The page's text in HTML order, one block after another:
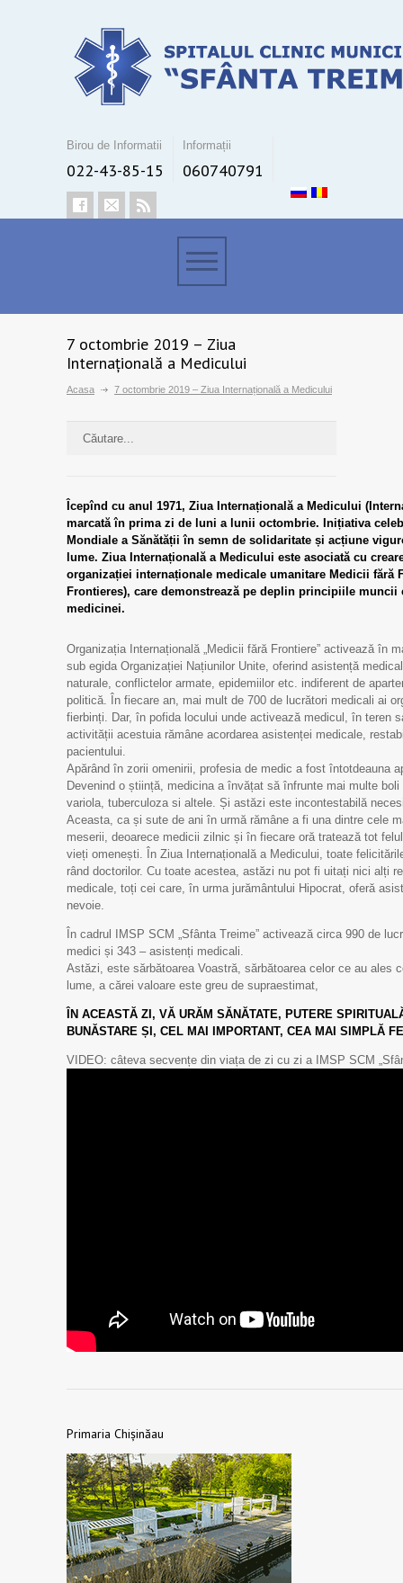
Birou de Informatii
022-43-85-15
Informații
060740791
7 octombrie 2019 – Ziua
Internațională a Medicului
Acasa 7 octombrie 2019 – Ziua Internațională a Medicului
Îcepînd cu anul 1971, Ziua Internațională a Medicului
marcată în prima zi de luni a lunii octombrie. Inițiativa
Mondiale a Sănătății în semn de solidaritate și acțiune
lume. Ziua Internațională a Medicului este asociată cu
organizației internaționale medicale umanitare Medicii fără
Frontieres), care demonstrează pe deplin principiile muncii
medicinei.
Organizația Internațională „Medicii fără Frontiere” activează în
sub egida Organizației Națiunilor Unite, oferind asistență
naturale, conflictelor armate, epidemiilor etc. indiferent de
politică. În fiecare an, mai mult de 700 de lucrători medicali ai
fierbinți. Dar, în pofida locului unde activează medicul, în teren
activității acestuia rămâne acordarea asistenței medicale,
pacientului.
Apărând în zorii omenirii, profesia de medic a fost întotdeauna
Devenind o știință, medicina a învățat să înfrunte mai multe
variola, tuberculoza si altele. Și astăzi este incontestabilă
Aceasta, ca și sute de ani în urmă rămâne a fi una dintre cele
meserii, deoarece medicii zilnic și în fiecare oră tratează tot
vieți omenești. În Ziua Internațională a Medicului, toate
rând doctorilor. Cu toate acestea, astăzi nu pot fi uitați nici alți
medicale, toți cei care, în urma jurământului Hipocrat, oferă
nevoie.
În cadrul IMSP SCM „Sfânta Treime” activează circa 990 de
medici și 343 – asistenți medicali.
Astăzi, este sărbătoarea Voastră, sărbătoarea celor ce au ales
lume, a cărei valoare este greu de supraestimat,
ÎN ACEASTĂ ZI, VĂ URĂM SĂNĂTATE, PUTERE
BUNĂSTARE ȘI, CEL MAI IMPORTANT, CEA MAI SIMPLĂ
VIDEO: câteva secvențe din viața de zi cu zi a IMSP SCM
Primaria Chișinăau